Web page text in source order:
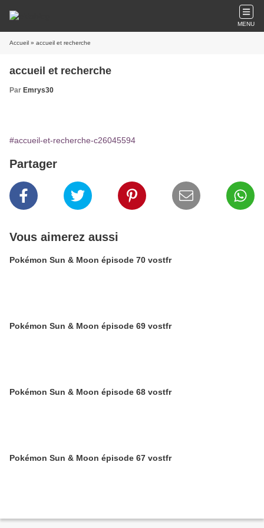
MENU
Accueil » accueil et recherche
accueil et recherche
Par Emrys30
#accueil-et-recherche-c26045594
Partager
Vous aimerez aussi
Pokémon Sun & Moon épisode 70 vostfr
Pokémon Sun & Moon épisode 69 vostfr
Pokémon Sun & Moon épisode 68 vostfr
Pokémon Sun & Moon épisode 67 vostfr